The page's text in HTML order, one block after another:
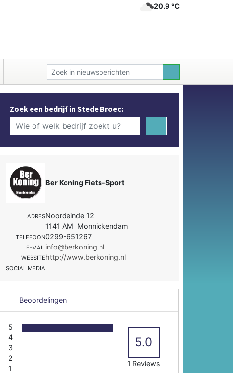
20.9 ℃
Zoek een bedrijf in Stede Broec:
Ber Koning Fiets-Sport
ADRESNoordeinde 12
1141 AM Monnickendam
TELEFOON0299-651267
E-MAILinfo@berkoning.nl
WEBSITEhttp://www.berkoning.nl
SOCIAL MEDIA
Beoordelingen
5
4
3
2
1
5.0
1 Reviews